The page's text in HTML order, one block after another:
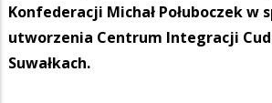
Konfederacji Michał Połuboczek w
utworzenia Centrum Integracji
Suwałkach.